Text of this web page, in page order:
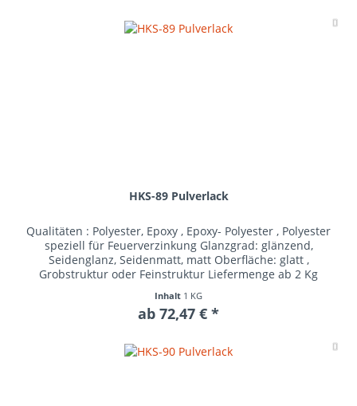
HKS-89 Pulverlack
Qualitäten : Polyester, Epoxy , Epoxy- Polyester , Polyester
speziell für Feuerverzinkung Glanzgrad: glänzend,
Seidenglanz, Seidenmatt, matt Oberfläche: glatt ,
Grobstruktur oder Feinstruktur Liefermenge ab 2 Kg
Inhalt 1 KG
ab 72,47 € *